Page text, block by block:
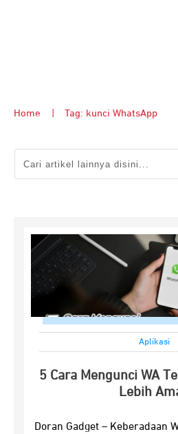
Home Tag: kunci WhatsApp
Aplikasi
5 Cara Mengunci WA
Lebih
Doran Gadget – Keberadaan